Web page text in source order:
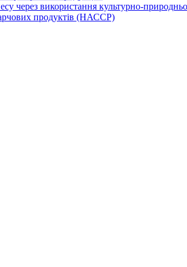
через використання культурно-
продуктів (НАССР)